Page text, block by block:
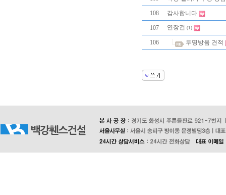
108 감사합니다
107 연장건 (1)
106 투명방음 견적